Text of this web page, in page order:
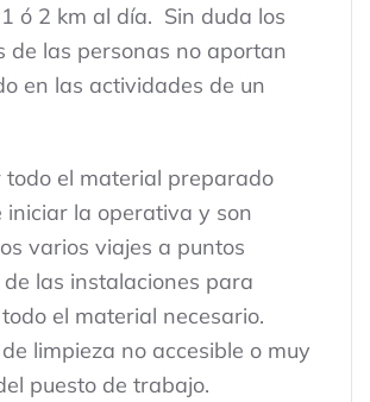
ó 2 km al día. Sin duda los
de las personas no aportan
en las actividades de un
todo el material preparado
iniciar la operativa y son
varios viajes a puntos
las instalaciones para
el material necesario.
limpieza no accesible o muy
puesto de trabajo.